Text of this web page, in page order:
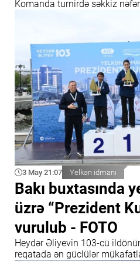
Komanda turnirdə səkkiz
3 May 21:07 Yelkən idmanı
Bakı buxtasında
üzrə “Prezident
vurulub - FOTO
Heydər Əliyevin 103-cü
reqatada ən güclülər